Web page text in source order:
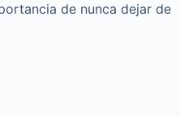
de nunca dejar de